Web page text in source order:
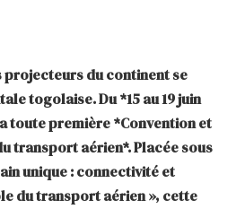
projecteurs du continent se
togolaise. Du *15 au 19 juin
toute première *Convention et
transport aérien*. Placée sous
unique : connectivité et
du transport aérien », cette